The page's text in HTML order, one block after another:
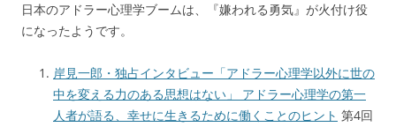
日本のアドラー心理学ブームは、『嫌われる勇気』が火付け役
になったようです。
岸見一郎・独占インタビュー「アドラー心理学以外に世の
中を変える力のある思想はない」 アドラー心理学の第一
人者が語る、幸せに生きるために働くことのヒント 第4回